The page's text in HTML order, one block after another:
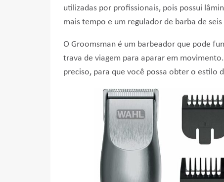
utilizadas por profissionais, pois possui l
mais tempo e um regulador de barba de
O Groomsman é um barbeador que pode
trava de viagem para aparar em
preciso, para que você possa obter o estilo